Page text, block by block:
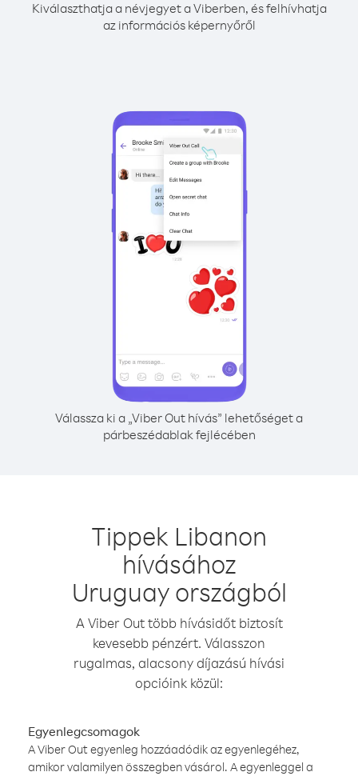
Kiválaszthatja a névjegyet a Viberben, és felhívhatja
az információs képernyőről
Válassza ki a „Viber Out hívás” lehetőséget a
párbeszédablak fejlécében
Tippek Libanon
hívásához
Uruguay országból
A Viber Out több hívásidőt biztosít
kevesebb pénzért. Válasszon
rugalmas, alacsony díjazású hívási
opcióink közül:
Egyenlegcsomagok
A Viber Out egyenleg hozzáadódik az egyenlegéhez,
amikor valamilyen összegben vásárol. A egyenleggel a